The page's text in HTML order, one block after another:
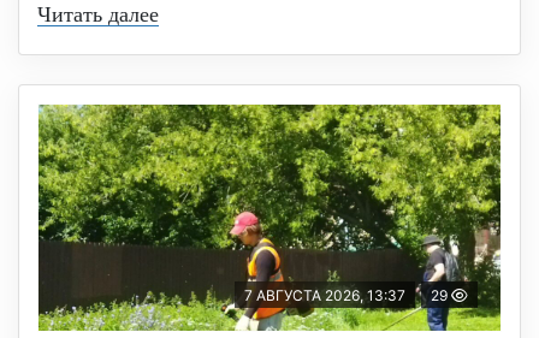
Читать далее
7 АВГУСТА 2026, 13:37 29